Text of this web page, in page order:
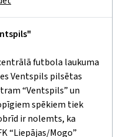
futbola laukuma
Ventspils pilsētas
“Ventspils” un
spēkiem tiek
ir nolemts, ka
“Liepājas/Mogo”